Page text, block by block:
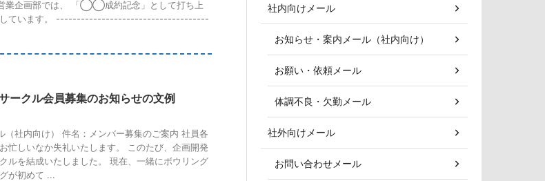
企画部では、 「◯◯成約記念」として打ち上
ちしています。 -------------------------------------
ークル会員募集のお知らせの文例
社内向け） 件名：メンバー募集のご案内 社員各
しいなか失礼いたします。 このたび、企画開発
を結成いたしました。 現在、一緒にボウリング
が初めて ...
社内向けメール
お知らせ・案内メール（社内向け）
お願い・依頼メール
体調不良・欠勤メール
社外向けメール
お問い合わせメール